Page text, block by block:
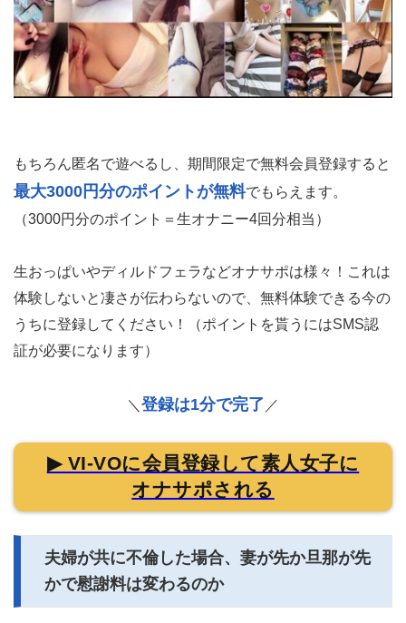
もちろん匿名で遊べるし、期間限定で無料会員登録すると
最大3000円分のポイントが無料でもらえます。
（3000円分のポイント＝生オナニー4回分相当）
生おっぱいやディルドフェラなどオナサポは様々！これは
体験しないと凄さが伝わらないので、無料体験できる今の
うちに登録してください！（ポイントを貰うにはSMS認
証が必要になります）
＼ 登録は1分で完了 ／
▶ VI-VOに会員登録して素人女子に
オナサポされる
夫婦が共に不倫した場合、妻が先か旦那が先
かで慰謝料は変わるのか